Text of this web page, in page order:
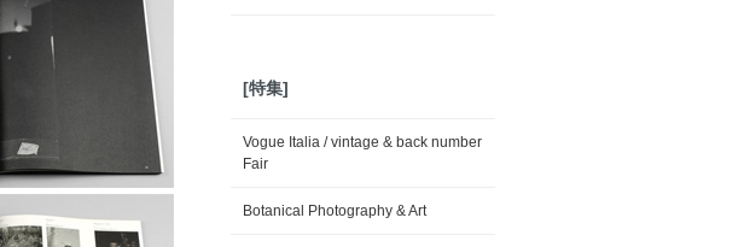
[特集]
Vogue Italia / vintage & back number
Fair
Botanical Photography & Art